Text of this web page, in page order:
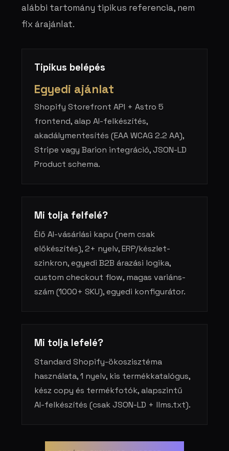
alábbi tartomány tipikus referencia, nem
fix árajánlat.
Tipikus belépés
Egyedi ajánlat
Shopify Storefront API + Astro 5
frontend, alap AI-felkészítés,
akadálymentesítés (EAA WCAG 2.2 AA),
Stripe vagy Barion integráció, JSON-LD
Product schema.
Mi tolja felfelé?
Élő AI-vásárlási kapu (nem csak
előkészítés), 2+ nyelv, ERP/készlet-
szinkron, egyedi B2B árazási logika,
custom checkout flow, magas variáns-
szám (1000+ SKU), egyedi konfigurátor.
Mi tolja lefelé?
Standard Shopify-ökoszisztéma
használata, 1 nyelv, kis termékkatalógus,
kész copy és termékfotók, alapszintű
AI-felkészítés (csak JSON-LD + llms.txt).